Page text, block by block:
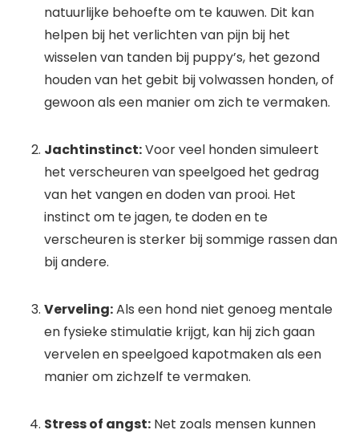
natuurlijke behoefte om te kauwen. Dit kan
helpen bij het verlichten van pijn bij het
wisselen van tanden bij puppy’s, het gezond
houden van het gebit bij volwassen honden, of
gewoon als een manier om zich te vermaken.
Jachtinstinct:Voor veel honden simuleert
het verscheuren van speelgoed het gedrag
van het vangen en doden van prooi. Het
instinct om te jagen, te doden en te
verscheuren is sterker bij sommige rassen dan
bij andere.
Verveling:Als een hond niet genoeg mentale
en fysieke stimulatie krijgt, kan hij zich gaan
vervelen en speelgoed kapotmaken als een
manier om zichzelf te vermaken.
Stress of angst: Net zoals mensen kunnen